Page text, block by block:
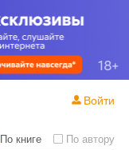
По книге По автору
Войти